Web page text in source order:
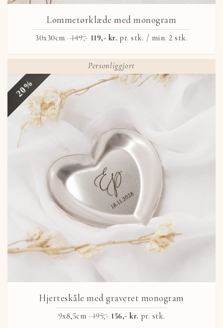
Lommetørklæde med monogram
30x30cm ·149,- 119,- kr. pr. stk. / min. 2 stk.
20%
Personliggjort
Hjerteskåle med graveret monogram
9x8,5cm ·195,- 156,- kr. pr. stk.